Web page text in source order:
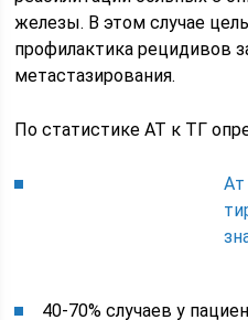
железы. В этом случае
профилактика рецидивов
метастазирования.
По статистике АТ к ТГ
Ат
40-70% случаев у